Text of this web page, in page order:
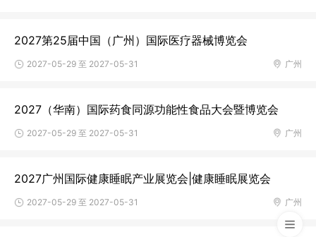
2027第25届中国（广州）国际医疗器械博览会
广州
2027-05-29 至 2027-05-31
2027（华南）国际药食同源功能性食品大会暨博览会
广州
2027-05-29 至 2027-05-31
2027广州国际健康睡眠产业展览会|健康睡眠展览会
广州
2027-05-29 至 2027-05-31